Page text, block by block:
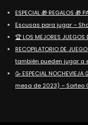
ESPECIAL 🎁 REGALOS 🎁
Escusas para jugar –
🏆 LOS MEJORES
RECOPILATORIO DE
también pueden jugar a
🥳 ESPECIAL
mesa de 2023) – Sorteo